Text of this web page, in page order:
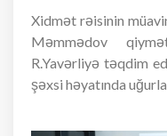
Xidmət rəisinin
Məmmədov
R.Yavərliyə təqdim
şəxsi həyatında